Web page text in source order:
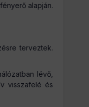
alapján.
terveztek.
lévő,
visszafelé és